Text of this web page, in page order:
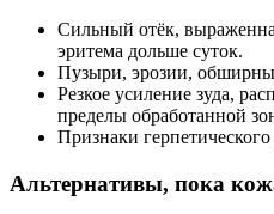
Сильный отёк,
эритема дольше суток.
Пузыри, эрозии,
Резкое усиление зуда,
пределы обработанной
Признаки
Альтернативы, пока